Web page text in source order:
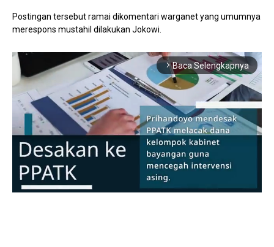
Postingan tersebut ramai dikomentari warganet yang umumnya
merespons mustahil dilakukan Jokowi.
arrow_forward_ios Baca Selengkapnya